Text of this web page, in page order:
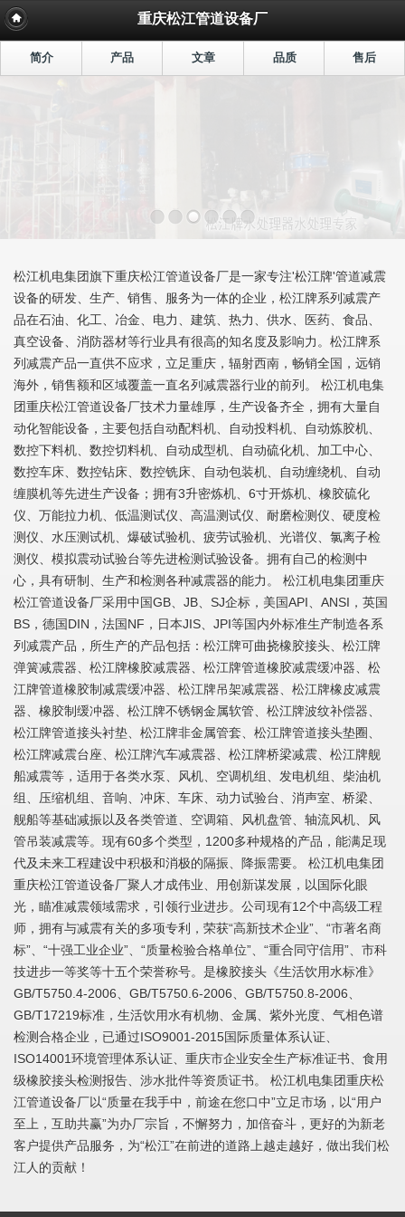
重庆松江管道设备厂
简介 产品 文章 品质 售后
松江机电集团旗下重庆松江管道设备厂是一家专注'松江牌'管道减震
设备的研发、生产、销售、服务为一体的企业，松江牌系列减震产
品在石油、化工、冶金、电力、建筑、热力、供水、医药、食品、
真空设备、消防器材等行业具有很高的知名度及影响力。松江牌系
列减震产品一直供不应求，立足重庆，辐射西南，畅销全国，远销
海外，销售额和区域覆盖一直名列减震器行业的前列。 松江机电集
团重庆松江管道设备厂技术力量雄厚，生产设备齐全，拥有大量自
动化智能设备，主要包括自动配料机、自动投料机、自动炼胶机、
数控下料机、数控切料机、自动成型机、自动硫化机、加工中心、
数控车床、数控钻床、数控铣床、自动包装机、自动缠绕机、自动
缠膜机等先进生产设备；拥有3升密炼机、6寸开炼机、橡胶硫化
仪、万能拉力机、低温测试仪、高温测试仪、耐磨检测仪、硬度检
测仪、水压测试机、爆破试验机、疲劳试验机、光谱仪、氯离子检
测仪、模拟震动试验台等先进检测试验设备。拥有自己的检测中
心，具有研制、生产和检测各种减震器的能力。 松江机电集团重庆
松江管道设备厂采用中国GB、JB、SJ企标，美国API、ANSI，英国
BS，德国DIN，法国NF，日本JIS、JPI等国内外标准生产制造各系
列减震产品，所生产的产品包括：松江牌可曲挠橡胶接头、松江牌
弹簧减震器、松江牌橡胶减震器、松江牌管道橡胶减震缓冲器、松
江牌管道橡胶制减震缓冲器、松江牌吊架减震器、松江牌橡皮减震
器、橡胶制缓冲器、松江牌不锈钢金属软管、松江牌波纹补偿器、
松江牌管道接头衬垫、松江牌非金属管套、松江牌管道接头垫圈、
松江牌减震台座、松江牌汽车减震器、松江牌桥梁减震、松江牌舰
船减震等，适用于各类水泵、风机、空调机组、发电机组、柴油机
组、压缩机组、音响、冲床、车床、动力试验台、消声室、桥梁、
舰船等基础减振以及各类管道、空调箱、风机盘管、轴流风机、风
管吊装减震等。现有60多个类型，1200多种规格的产品，能满足现
代及未来工程建设中积极和消极的隔振、降振需要。 松江机电集团
重庆松江管道设备厂聚人才成伟业、用创新谋发展，以国际化眼
光，瞄准减震领域需求，引领行业进步。公司现有12个中高级工程
师，拥有与减震有关的多项专利，荣获“高新技术企业”、“市著名商
标”、“十强工业企业”、“质量检验合格单位”、“重合同守信用”、市科
技进步一等奖等十五个荣誉称号。是橡胶接头《生活饮用水标准》
GB/T5750.4-2006、GB/T5750.6-2006、GB/T5750.8-2006、
GB/T17219标准，生活饮用水有机物、金属、紫外光度、气相色谱
检测合格企业，已通过ISO9001-2015国际质量体系认证、
ISO14001环境管理体系认证、重庆市企业安全生产标准证书、食用
级橡胶接头检测报告、涉水批件等资质证书。 松江机电集团重庆松
江管道设备厂以“质量在我手中，前途在您口中”立足市场，以“用户
至上，互助共赢”为办厂宗旨，不懈努力，加倍奋斗，更好的为新老
客户提供产品服务，为“松江”在前进的道路上越走越好，做出我们松
江人的贡献！